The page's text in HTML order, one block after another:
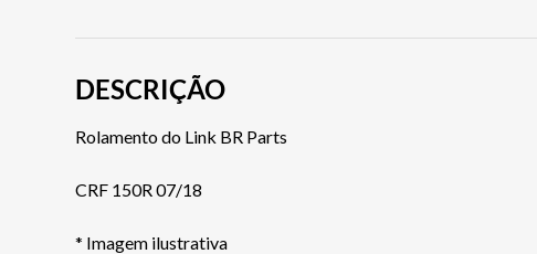
DESCRIÇÃO
Rolamento do Link BR Parts
CRF 150R 07/18
* Imagem ilustrativa